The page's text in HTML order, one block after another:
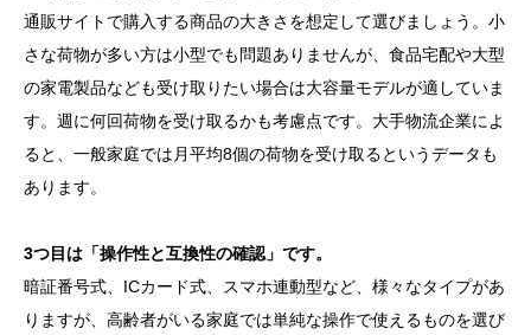
通販サイトで購入する商品の大きさを想定して選びましょう。小
さな荷物が多い方は小型でも問題ありませんが、食品宅配や大型
の家電製品なども受け取りたい場合は大容量モデルが適していま
す。週に何回荷物を受け取るかも考慮点です。大手物流企業によ
ると、一般家庭では月平均8個の荷物を受け取るというデータも
あります。
3つ目は「操作性と互換性の確認」です。
暗証番号式、ICカード式、スマホ連動型など、様々なタイプがあ
りますが、高齢者がいる家庭では単純な操作で使えるものを選び